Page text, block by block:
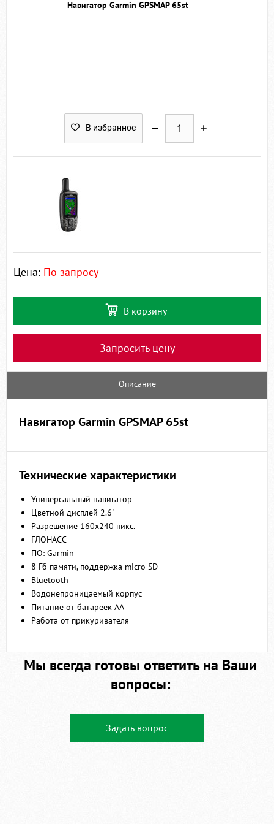
Навигатор Garmin GPSMAP 65st
В избранное
Цена: По запросу
В корзину
Запросить цену
Описание
Навигатор Garmin GPSMAP 65st
Технические характеристики
Универсальный навигатор
Цветной дисплей 2.6"
Разрешение 160x240 пикс.
ГЛОНАСС
ПО: Garmin
8 Гб памяти, поддержка micro SD
Bluetooth
Водонепроницаемый корпус
Питание от батареек AA
Работа от прикуривателя
Мы всегда готовы ответить на Ваши
вопросы:
Задать вопрос